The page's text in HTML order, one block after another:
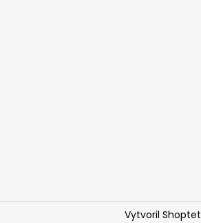
Vytvoril Shoptet